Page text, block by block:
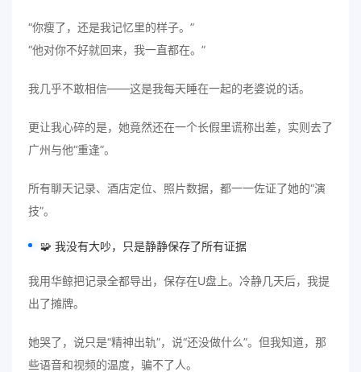
“你瘦了，还是我记忆里的样子。”
“他对你不好就回来，我一直都在。”
我几乎不敢相信——这是我每天睡在一起的老婆说的话。
更让我心碎的是，她竟然还在一个长假里谎称出差，实则去了
广州与他“重逢”。
所有聊天记录、酒店定位、照片数据，都一一佐证了她的“演
技”。
🧩 我没有大吵，只是静静保存了所有证据
我用华鲸把记录全都导出，保存在U盘上。冷静几天后，我提
出了摊牌。
她哭了，说只是“精神出轨”，说“还没做什么”。但我知道，那
些语音和视频的温度，骗不了人。